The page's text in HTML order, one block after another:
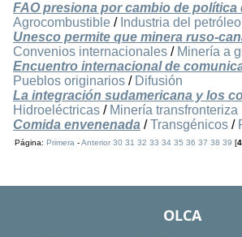
FAO presiona por cambio de
Agrocombustible / Industria del
Unesco permite que minera ruso-
Convenios internacionales / Minería a
Encuentro internacional de
Pueblos originarios / Difusión
La integración sudamericana y los
Hidroeléctricas / Minería transfronteriza
Comida envenenada /Transgénicos /
Página:Primera -Anterior 30 31 32 33 34 35 36 37 38 39 [
OLCA